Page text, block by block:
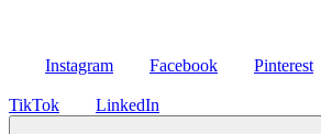
Instagram Facebook Pinterest
TikTok LinkedIn